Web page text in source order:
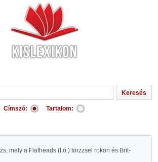
Címszó: Tartalom:
mely a Flatheads (l.o.) törzzsel rokon és Brit-